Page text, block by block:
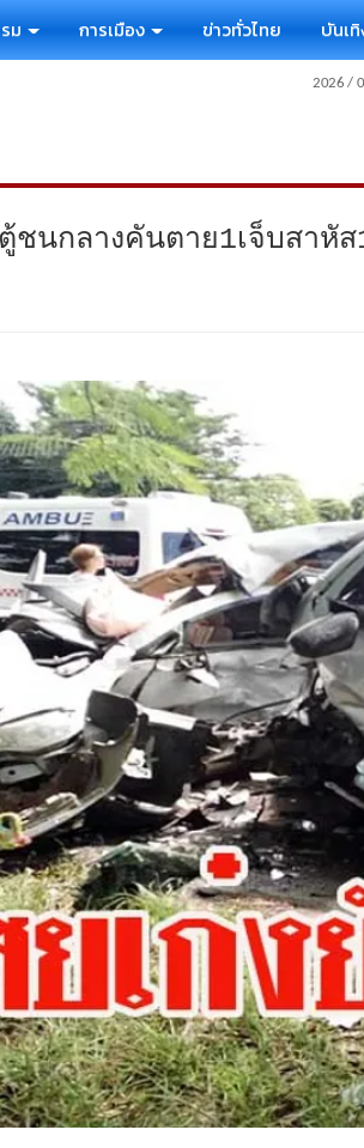
ม การเมือง ข่าวทั่วไทย บันเ
ชนกลางคันตาย1เจ็บสาหัส